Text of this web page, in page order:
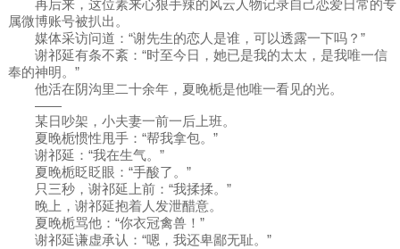
再后来，这位素来心狠手辣的风云人物记录自己恋爱日常的专
属微博账号被扒出。
媒体采访问道：“谢先生的恋人是谁，可以透露一下吗？”
谢祁延有条不紊：“时至今日，她已是我的太太，是我唯一信
奉的神明。”
他活在阴沟里二十余年，夏晚栀是他唯一看见的光。
——
某日吵架，小夫妻一前一后上班。
夏晚栀惯性甩手：“帮我拿包。”
谢祁延：“我在生气。”
夏晚栀眨眨眼：“手酸了。”
只三秒，谢祁延上前：“我揉揉。”
晚上，谢祁延抱着人发泄醋意。
夏晚栀骂他：“你衣冠禽兽！”
谢祁延谦虚承认：“嗯，我还卑鄙无耻。”